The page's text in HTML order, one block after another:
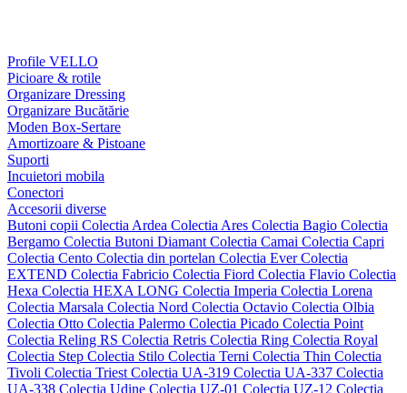
Profile VELLO
Picioare & rotile
Organizare Dressing
Organizare Bucătărie
Moden Box-Sertare
Amortizoare & Pistoane
Suporti
Incuietori mobila
Conectori
Accesorii diverse
Butoni copii Colectia Ardea Colectia Ares Colectia Bagio Colectia
Bergamo Colectia Butoni Diamant Colectia Camai Colectia Capri
Colectia Cento Colectia din portelan Colectia EverColectia
EXTEND Colectia Fabricio Colectia Fiord Colectia Flavio Colectia
Hexa Colectia HEXA LONG Colectia Imperia Colectia Lorena
Colectia Marsala Colectia Nord Colectia Octavio Colectia Olbia
Colectia Otto Colectia Palermo Colectia Picado Colectia Point
Colectia Reling RS Colectia Retris Colectia Ring Colectia Royal
Colectia Step Colectia Stilo Colectia Terni Colectia Thin Colectia
Tivoli Colectia Triest Colectia UA-319 Colectia UA-337 Colectia
UA-338 Colectia Udine Colectia UZ-01 Colectia UZ-12 Colectia